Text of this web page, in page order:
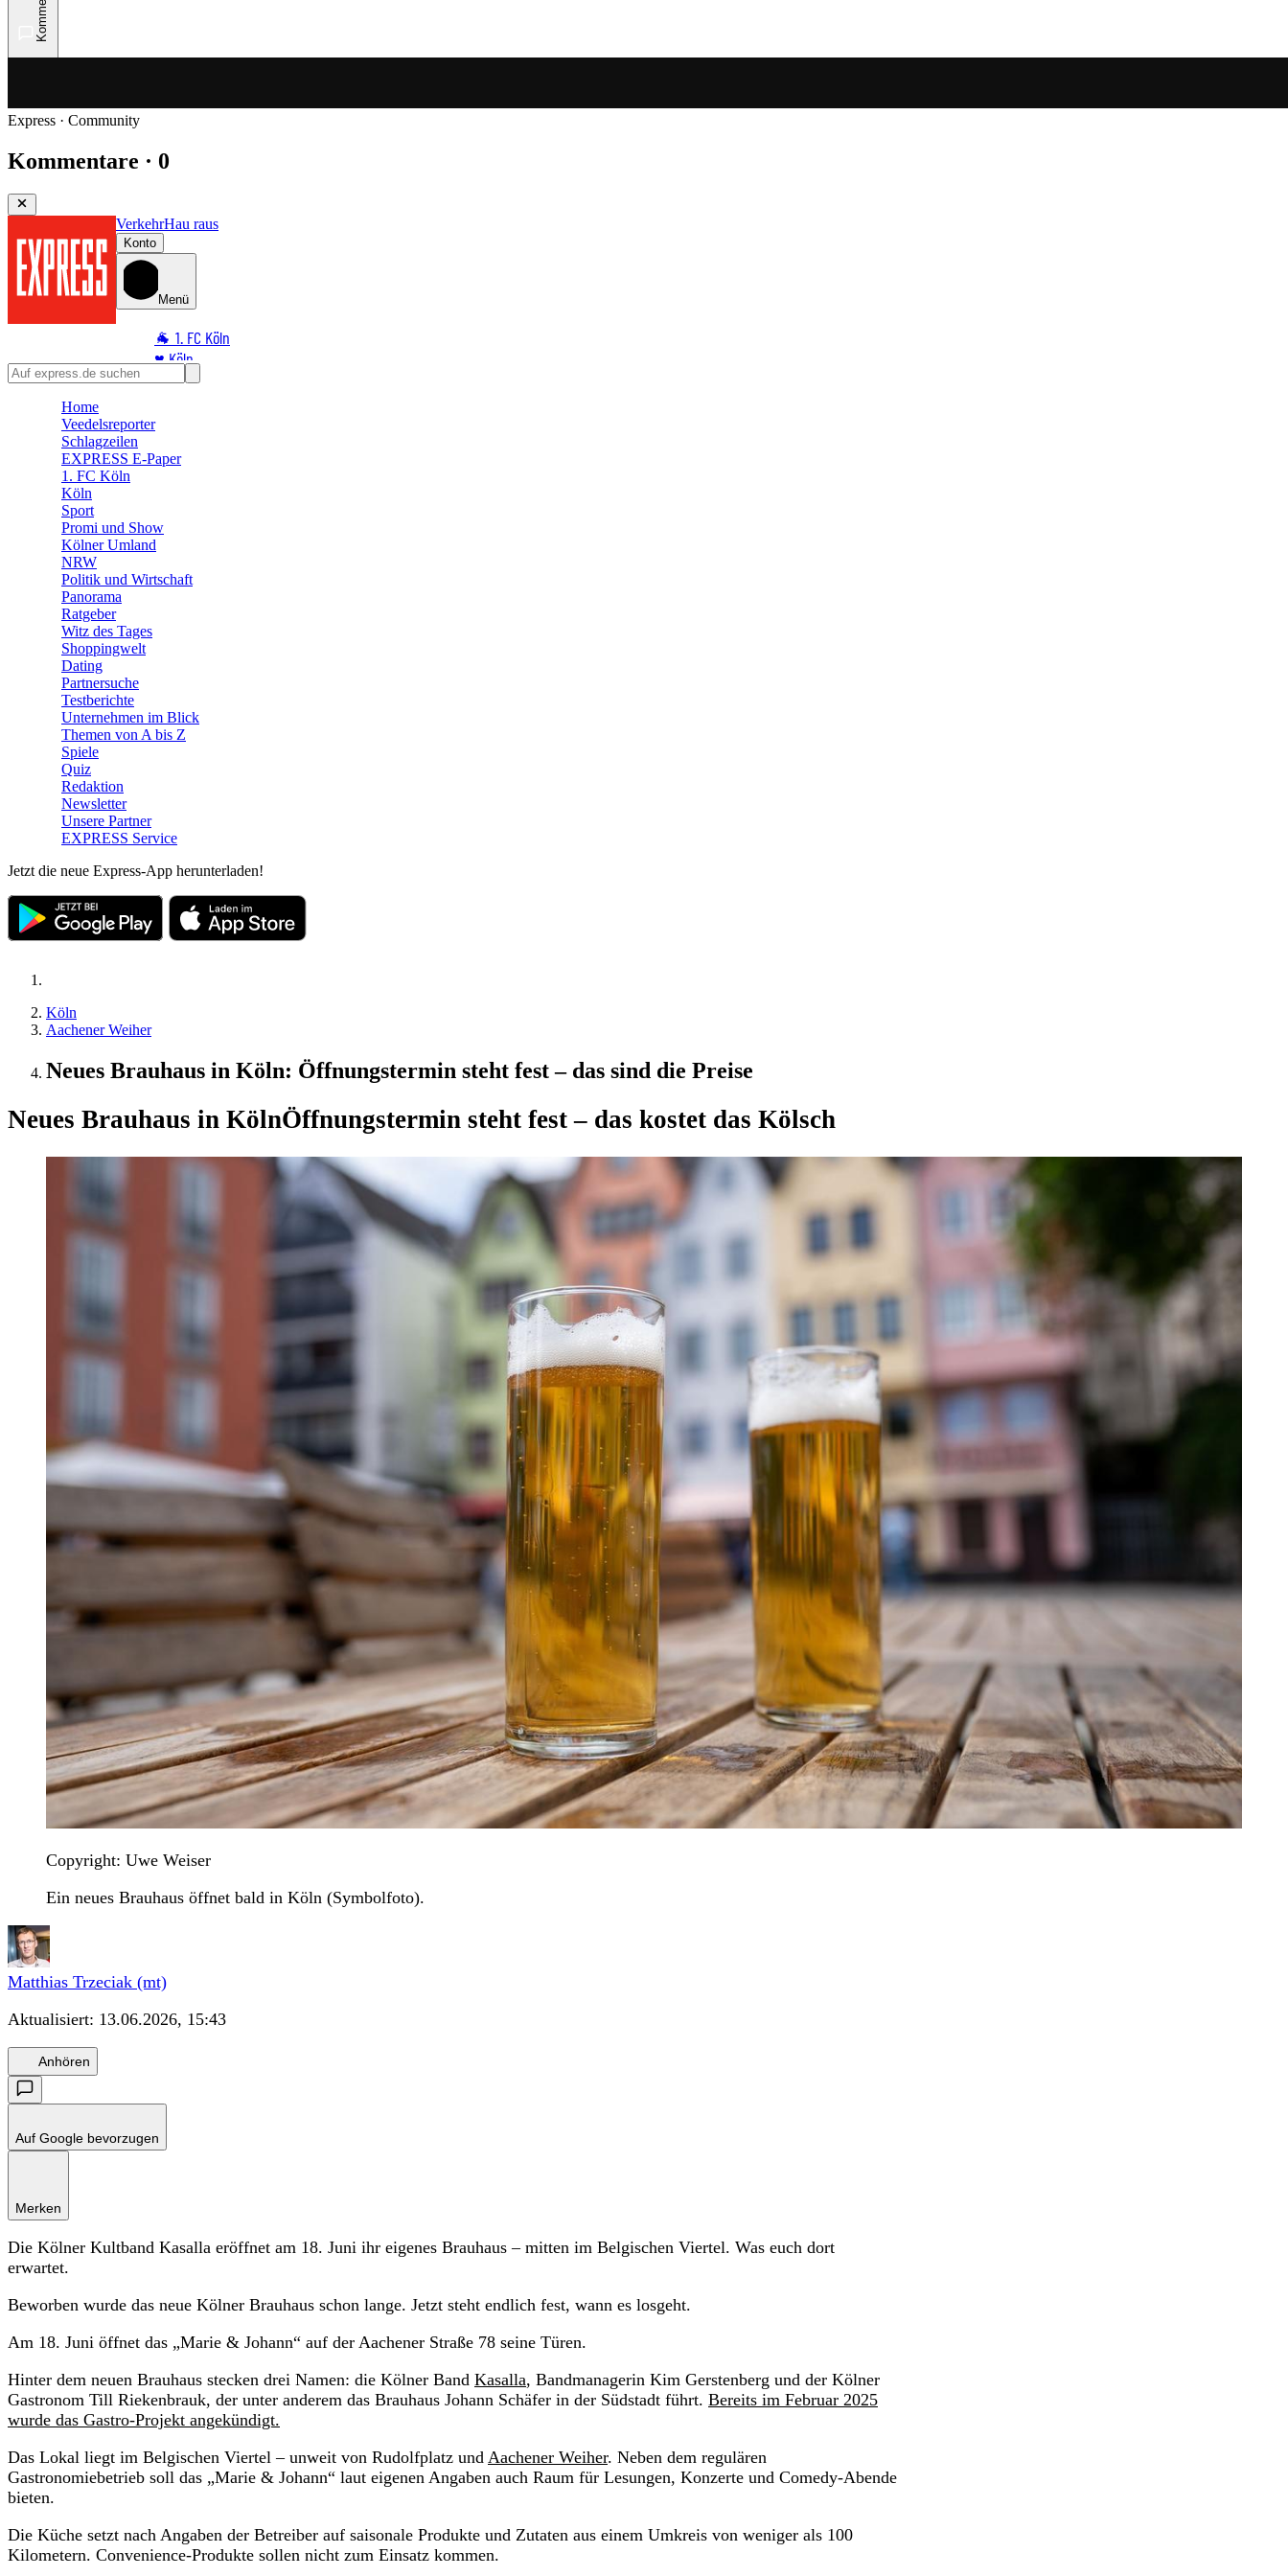
Express · Community
Kommentare · 0
VerkehrHau raus
Konto
Menü
🐐 1. FC Köln
♥️ Köln
⭐ Promi
🛒 Shoppingwelt
🧩 Spiele
Home
Veedelsreporter
Schlagzeilen
EXPRESS E-Paper
1. FC Köln
Köln
Sport
Promi und Show
Kölner Umland
NRW
Politik und Wirtschaft
Panorama
Ratgeber
Witz des Tages
Shoppingwelt
Dating
Partnersuche
Testberichte
Unternehmen im Blick
Themen von A bis Z
Spiele
Quiz
Redaktion
Newsletter
Unsere Partner
EXPRESS Service
Jetzt die neue Express-App herunterladen!
Köln
Aachener Weiher
Neues Brauhaus in Köln: Öffnungstermin steht fest – das sind die Preise
Neues Brauhaus in KölnÖffnungstermin steht fest – das kostet das Kölsch
Copyright: Uwe Weiser
Ein neues Brauhaus öffnet bald in Köln (Symbolfoto).
Matthias Trzeciak (mt)
Aktualisiert: 13.06.2026, 15:43
Anhören
Auf Google bevorzugen
Merken
Die Kölner Kultband Kasalla eröffnet am 18. Juni ihr eigenes Brauhaus – mitten im Belgischen Viertel. Was euch dort
erwartet.
Beworben wurde das neue Kölner Brauhaus schon lange. Jetzt steht endlich fest, wann es losgeht.
Am 18. Juni öffnet das „Marie & Johann“ auf der Aachener Straße 78 seine Türen.
Hinter dem neuen Brauhaus stecken drei Namen: die Kölner Band Kasalla, Bandmanagerin Kim Gerstenberg und der Kölner
Gastronom Till Riekenbrauk, der unter anderem das Brauhaus Johann Schäfer in der Südstadt führt. Bereits im Februar 2025
wurde das Gastro-Projekt angekündigt.
Das Lokal liegt im Belgischen Viertel – unweit von Rudolfplatz und Aachener Weiher. Neben dem regulären
Gastronomiebetrieb soll das „Marie & Johann“ laut eigenen Angaben auch Raum für Lesungen, Konzerte und Comedy-Abende
bieten.
Die Küche setzt nach Angaben der Betreiber auf saisonale Produkte und Zutaten aus einem Umkreis von weniger als 100
Kilometern. Convenience-Produkte sollen nicht zum Einsatz kommen.